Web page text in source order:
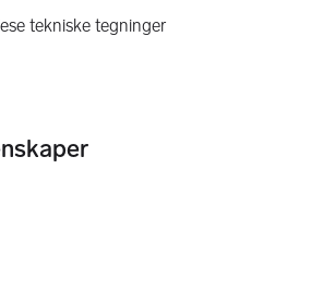
tekniske tegninger